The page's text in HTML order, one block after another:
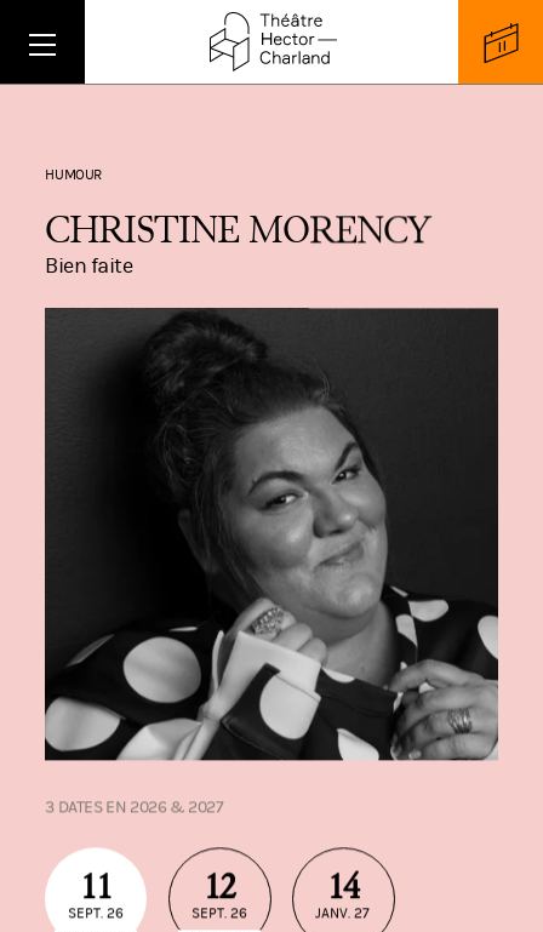
HUMOUR
CHRISTINE MORENCY
Bien faite
3 DATES EN 2026 & 2027
11
SEPT. 26
12
SEPT. 26
14
JANV. 27